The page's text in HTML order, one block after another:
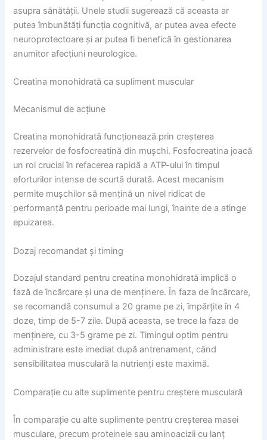
asupra sănătății. Unele studii sugerează că aceasta ar
putea îmbunătăți funcția cognitivă, ar putea avea efecte
neuroprotectoare și ar putea fi benefică în gestionarea
anumitor afecțiuni neurologice.
Creatina monohidrată ca supliment muscular
Mecanismul de acțiune
Creatina monohidrată funcționează prin creșterea
rezervelor de fosfocreatină din mușchi. Fosfocreatina joacă
un rol crucial în refacerea rapidă a ATP-ului în timpul
eforturilor intense de scurtă durată. Acest mecanism
permite mușchilor să mențină un nivel ridicat de
performanță pentru perioade mai lungi, înainte de a atinge
epuizarea.
Dozaj recomandat și timing
Dozajul standard pentru creatina monohidrată implică o
fază de încărcare și una de menținere. În faza de încărcare,
se recomandă consumul a 20 grame pe zi, împărțite în 4
doze, timp de 5-7 zile. După aceasta, se trece la faza de
menținere, cu 3-5 grame pe zi. Timingul optim pentru
administrare este imediat după antrenament, când
sensibilitatea musculară la nutrienți este maximă.
Comparație cu alte suplimente pentru creștere musculară
În comparație cu alte suplimente pentru creșterea masei
musculare, precum proteinele sau aminoacizii cu lanț